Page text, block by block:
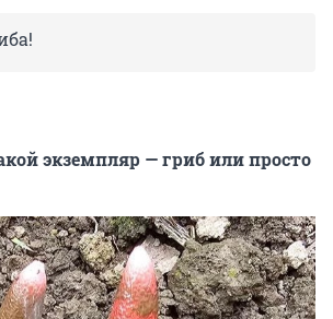
экземпляр — гриб или просто